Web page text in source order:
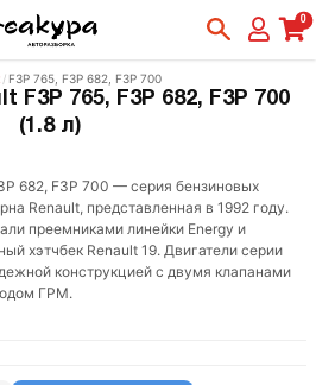
0
/ F3P 765, F3P 682, F3P 700
F3P 765, F3P 682, F3P 700
(1.8 л)
682, F3P 700 — серия бензиновых
Renault, представленная в 1992 году.
преемниками линейки Energy и
хэтчбек Renault 19. Двигатели серии
конструкцией с двумя клапанами
ГРМ.